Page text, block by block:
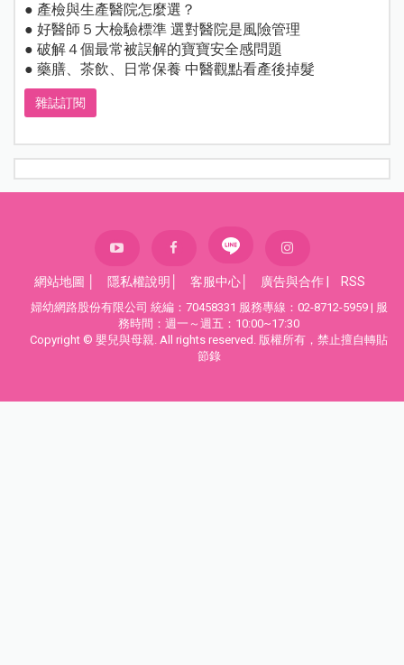
● 產檢與生產醫院怎麼選？
● 好醫師５大檢驗標準 選對醫院是風險管理
● 破解４個最常被誤解的寶寶安全感問題
● 藥膳、茶飲、日常保養 中醫觀點看產後掉髮
雜誌訂閱
網站地圖 隱私權說明 客服中心 廣告與合作 RSS
婦幼網路股份有限公司 統編：70458331 服務專線：02-8712-5959 | 服
務時間：週一～週五：10:00~17:30
Copyright © 嬰兒與母親. All rights reserved. 版權所有，禁止擅自轉貼
節錄